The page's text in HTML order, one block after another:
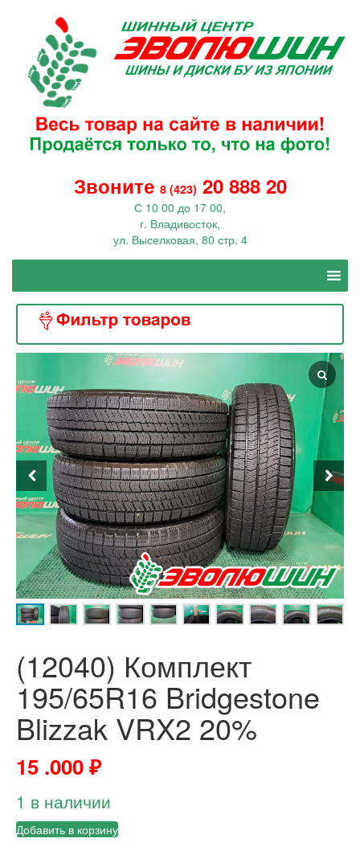
Звоните 8 (423) 20 888 20
С 10 00 до 17 00,
г. Владивосток,
ул. Выселковая, 80 стр. 4
(12040) Комплект
195/65R16 Bridgestone
Blizzak VRX2 20%
15 .000₽
1 в наличии
Добавить в корзину